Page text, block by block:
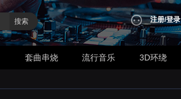
搜索 注册/登录
套曲串烧 流行音乐 3D环绕